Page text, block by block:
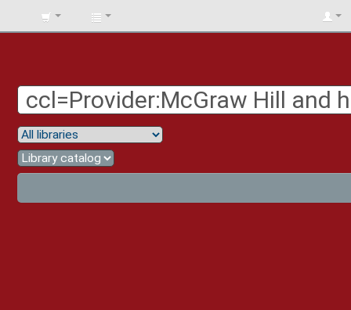
BIBLIOTECA